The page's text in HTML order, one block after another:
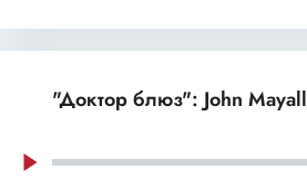
"Доктор блюз": John Mayall